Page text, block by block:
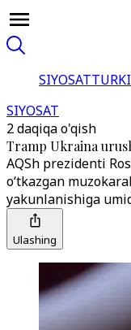
SIYOSAT
SIYOSAT
2 daqiqa o'qish
Tramp Ukraina
AQSh prezidenti
o‘tkazgan
yakunlanishiga
Ulashing